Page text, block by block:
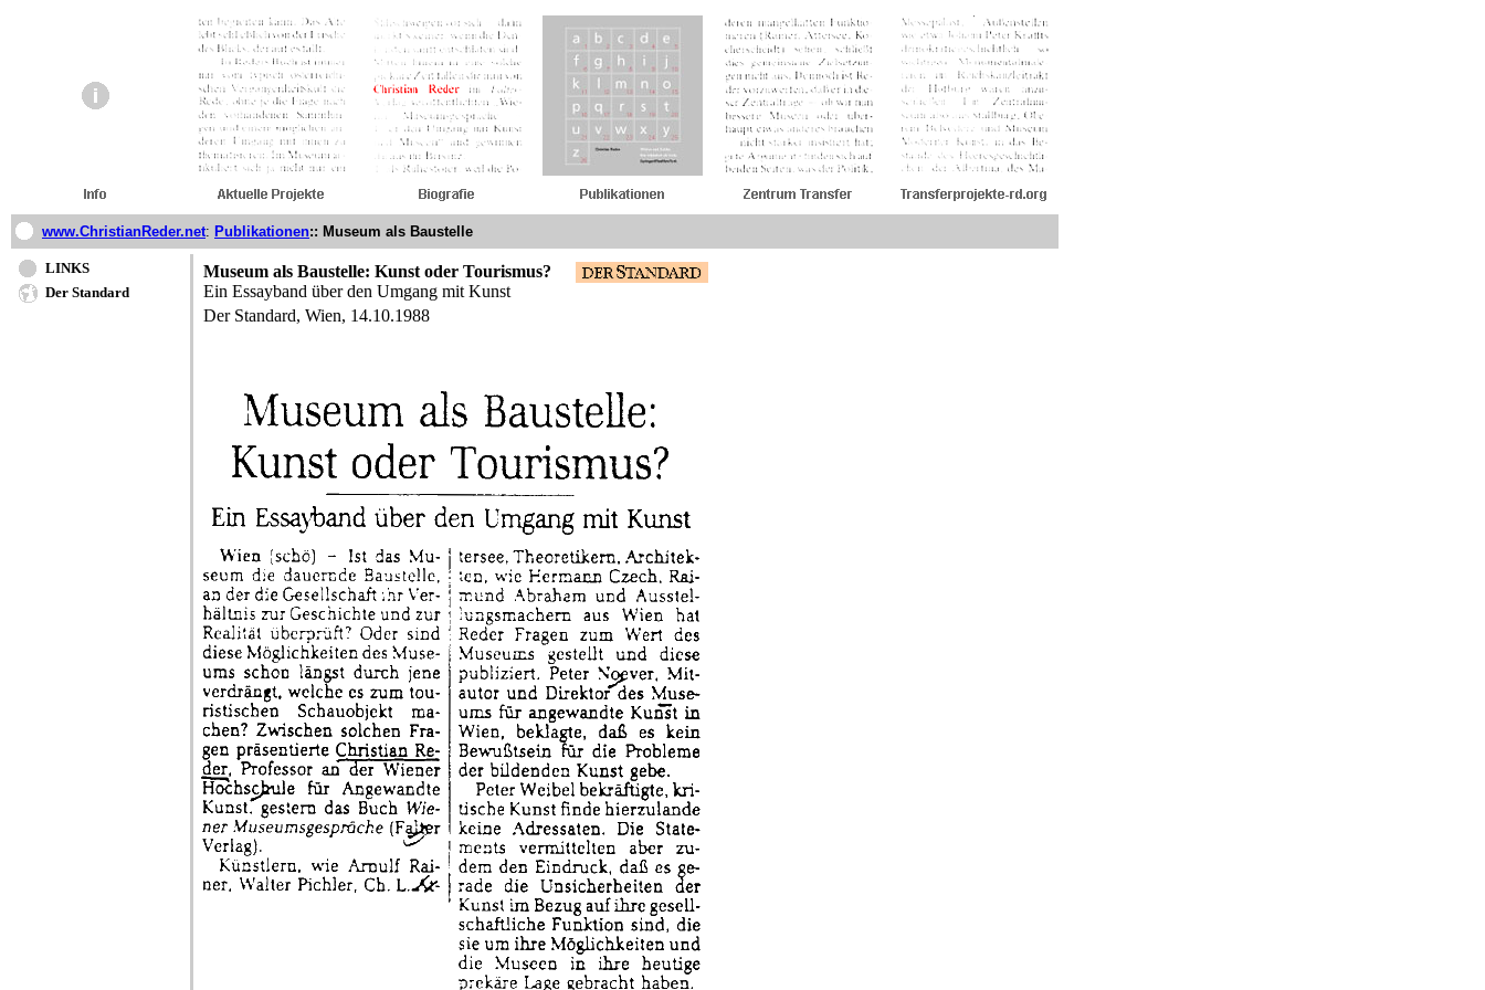
www.ChristianReder.net: Publikationen:: Museum als Baustelle
LINKS
Der Standard
Museum als Baustelle: Kunst oder Tourismus?
Ein Essayband über den Umgang mit Kunst
Der Standard, Wien, 14.10.1988